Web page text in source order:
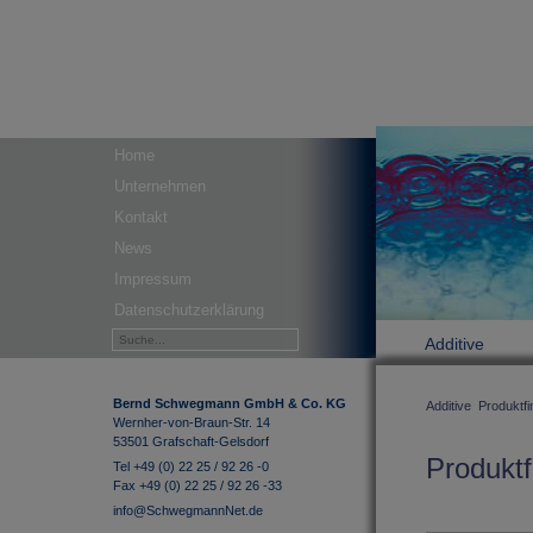
Home
Unternehmen
Kontakt
News
Impressum
Datenschutzerklärung
Bernd Schwegmann GmbH & Co. KG
Wernher-von-Braun-Str. 14
53501 Grafschaft-Gelsdorf
Tel +49 (0) 22 25 / 92 26 -0
Fax +49 (0) 22 25 / 92 26 -33
info@SchwegmannNet.de
Additive
Additive